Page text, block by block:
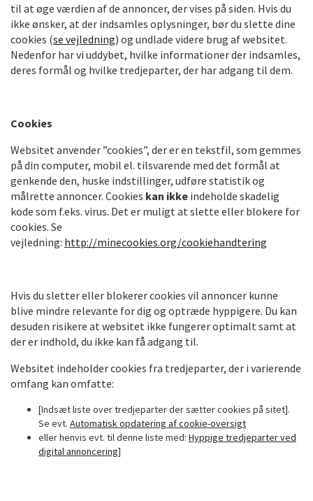
til at øge værdien af de annoncer, der vises på siden. Hvis du
ikke ønsker, at der indsamles oplysninger, bør du slette dine
cookies (se vejledning) og undlade videre brug af websitet.
Nedenfor har vi uddybet, hvilke informationer der indsamles,
deres formål og hvilke tredjeparter, der har adgang til dem.
Cookies
Websitet anvender ”cookies”, der er en tekstfil, som gemmes
på din computer, mobil el. tilsvarende med det formål at
genkende den, huske indstillinger, udføre statistik og
målrette annoncer. Cookies kan ikke indeholde skadelig
kode som f.eks. virus. Det er muligt at slette eller blokere for
cookies. Se
vejledning: http://minecookies.org/cookiehandtering
Hvis du sletter eller blokerer cookies vil annoncer kunne
blive mindre relevante for dig og optræde hyppigere. Du kan
desuden risikere at websitet ikke fungerer optimalt samt at
der er indhold, du ikke kan få adgang til.
Websitet indeholder cookies fra tredjeparter, der i varierende
omfang kan omfatte:
[Indsæt liste over tredjeparter der sætter cookies på sitet].
Se evt. Automatisk opdatering af cookie-oversigt
eller henvis evt. til denne liste med: Hyppige tredjeparter ved
digital annoncering]